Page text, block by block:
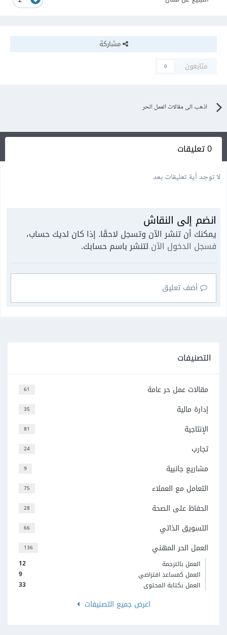
مشاركة
متابعون
0
اذهب الى مقالات العمل الحر
0 تعليقات
لا توجد أية تعليقات بعد
انضم إلى النقاش
يمكنك أن تنشر الآن وتسجل لاحقًا. إذا كان لديك حساب،
فسجل الدخول الآن لتنشر باسم حسابك.
أضف تعليق
التصنيفات
61 مقالات عمل حر عامة
35 إدارة مالية
81 الإنتاجية
24 تجارب
9 مشاريع جانبية
75 التعامل مع العملاء
28 الحفاظ على الصحة
66 التسويق الذاتي
136 العمل الحر المهني
12
العمل بالترجمة
9
العمل كمساعد افتراضي
33
العمل بكتابة المحتوى
اعرض جميع التصنيفات